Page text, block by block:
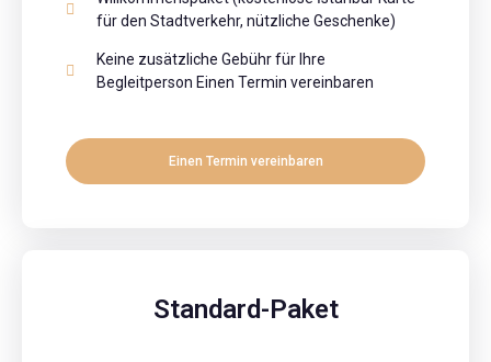
für den Stadtverkehr, nützliche Geschenke)
Keine zusätzliche Gebühr für Ihre
Begleitperson Einen Termin vereinbaren
Einen Termin vereinbaren
Standard-Paket